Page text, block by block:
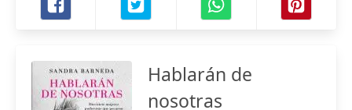
Hablarán de
nosotras